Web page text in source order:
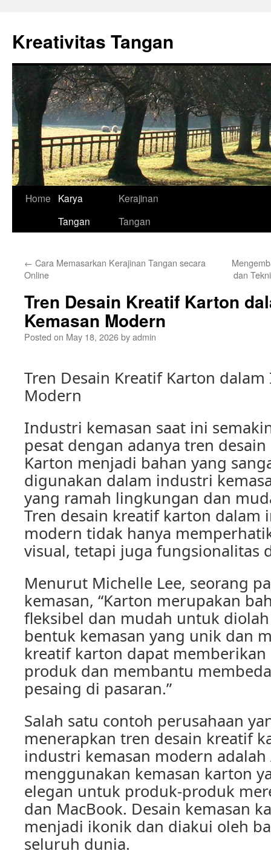
content
Kreativitas Tangan
Home
Karya
Tangan
Kerajinan
Tangan
← Cara Memasarkan Kerajinan Tangan secara
Online
dan
Tren Desain Kreatif Karton
Kemasan Modern
Posted on May 18, 2026byadmin
Tren Desain Kreatif Karton
Modern
Industri kemasan saat ini
pesat dengan adanya tren
Karton menjadi bahan yang
digunakan dalam industri
yang ramah lingkungan dan
Tren desain kreatif karton dalam
modern tidak hanya
visual, tetapi juga fungsionalitas
Menurut Michelle Lee, seorang
kemasan, “Karton merupakan
fleksibel dan mudah untuk
bentuk kemasan yang unik dan
kreatif karton dapat
produk dan membantu
pesaing di pasaran.”
Salah satu contoh perusahaan
menerapkan tren desain kreatif
industri kemasan modern adalah
menggunakan kemasan karton
elegan untuk produk-produk
dan MacBook. Desain kemasan
menjadi ikonik dan diakui oleh
seluruh dunia.